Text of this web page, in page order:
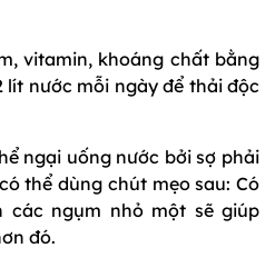
vitamin, khoáng chất bằng
lít nước mỗi ngày để thải độc
ngại uống nước bởi sợ phải
thể dùng chút mẹo sau: Có
các ngụm nhỏ một sẽ giúp
đó.